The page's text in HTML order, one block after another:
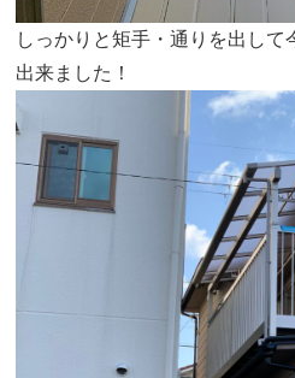
しっかりと矩手・通りを出し
出来ました！